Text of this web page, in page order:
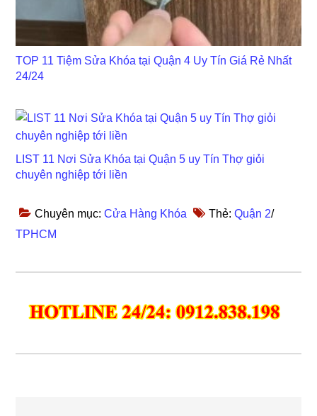
TOP 11 Tiệm Sửa Khóa tại Quận 4 Uy Tín Giá Rẻ Nhất
24/24
LIST 11 Nơi Sửa Khóa tại Quận 5 uy Tín Thợ giỏi
chuyên nghiệp tới liền
Chuyên mục:Cửa Hàng Khóa Thẻ:Quận 2/
TPHCM